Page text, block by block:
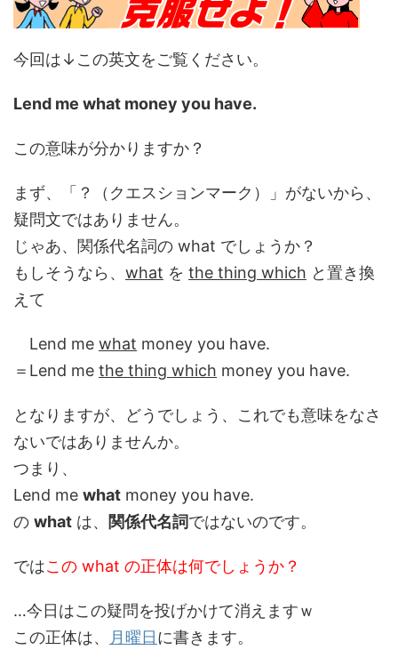
今回は↓この英文をご覧ください。
Lend me what money you have.
この意味が分かりますか？
まず、「？（クエスションマーク）」がないから、
疑問文ではありません。
じゃあ、関係代名詞の what でしょうか？
もしそうなら、 what を the thing which と置き換
えて
Lend me what money you have.
＝Lend me the thing which money you have.
となりますが、どうでしょう、これでも意味をなさ
ないではありませんか。
つまり、
Lend me what money you have.
の what は、 関係代名詞ではないのです。
ではこの what の正体は何でしょうか？
…今日はこの疑問を投げかけて消えますｗ
この正体は、
月曜日に書きます。